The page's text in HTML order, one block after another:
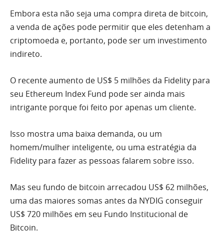
Embora esta não seja uma compra direta de bitcoin,
a venda de ações pode permitir que eles detenham a
criptomoeda e, portanto, pode ser um investimento
indireto.
O recente aumento de US$ 5 milhões da Fidelity para
seu Ethereum Index Fund pode ser ainda mais
intrigante porque foi feito por apenas um cliente.
Isso mostra uma baixa demanda, ou um
homem/mulher inteligente, ou uma estratégia da
Fidelity para fazer as pessoas falarem sobre isso.
Mas seu fundo de bitcoin arrecadou US$ 62 milhões,
uma das maiores somas antes da NYDIG conseguir
US$ 720 milhões em seu Fundo Institucional de
Bitcoin.